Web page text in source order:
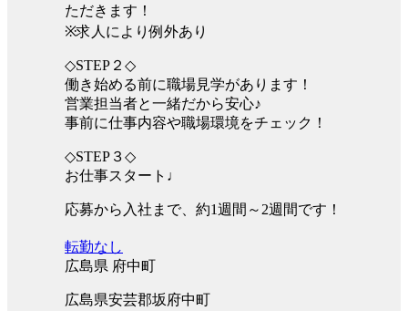
ただきます！
※求人により例外あり
◇STEP２◇
働き始める前に職場見学があります！
営業担当者と一緒だから安心♪
事前に仕事内容や職場環境をチェック！
◇STEP３◇
お仕事スタート♩
応募から入社まで、約1週間～2週間です！
転勤なし
広島県 府中町
広島県安芸郡坂府中町